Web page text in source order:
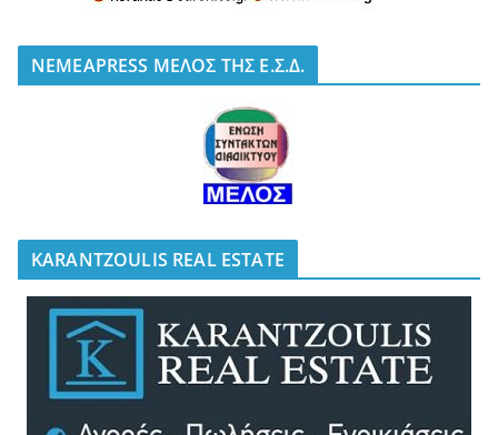
NEMEAPRESS ΜΕΛΟΣ ΤΗΣ Ε.Σ.Δ.
KARANTZOULIS REAL ESTATE